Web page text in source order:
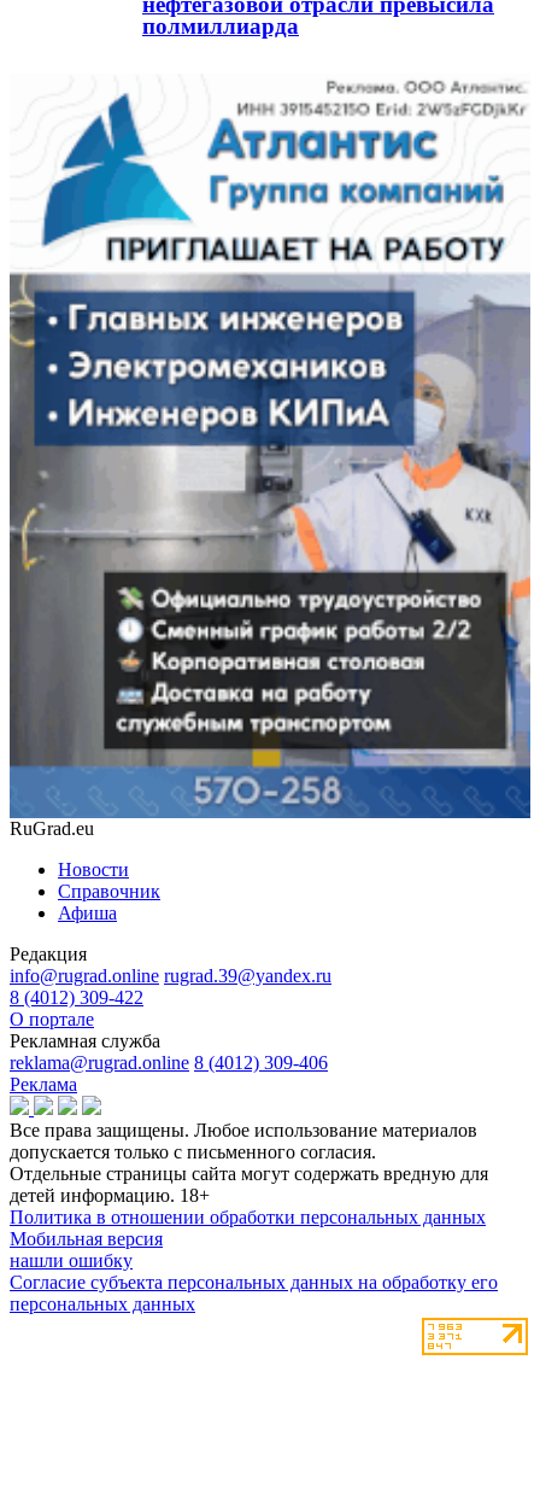
полмиллиарда
RuGrad.eu
Новости
Справочник
Афиша
Редакция
info@rugrad.online rugrad.39@yandex.ru
8 (4012) 309-422
О портале
Рекламная служба
reklama@rugrad.online 8 (4012) 309-406
Реклама
Все права защищены. Любое использование материалов
допускается только с письменного согласия.
Отдельные страницы сайта могут содержать вредную для
детей информацию. 18+
Политика в отношении обработки персональных данных
Мобильная версия
нашли ошибку
Согласие субъекта персональных данных на обработку его
персональных данных